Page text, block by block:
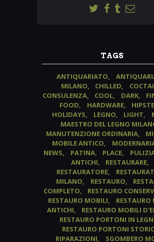
TAGS
ANTIQUARIATO
MILANO
CHILLED
CONSULENZA
COOL DARK
FOOD
HARDWARE
HOLIDAYS
LEGNO LIGHT
MAESTRO DEL LEGNO
MANUTENZIONE ORDINARIA
MOBILE ANTICO
NEWS
PATINA PLACE
ANTICHI
RESTAURARE
RESTAURATORE
MILANO
RESTAURO
COMPLETO
RESTAURO
RESTAURO MOBILI
RESTAURO
ANTICHI
RESTAURO MOBILI
RESTAURO PORTONI IN
RESTAURO PORTONI
RIPARAZIONI
SGOMBERO